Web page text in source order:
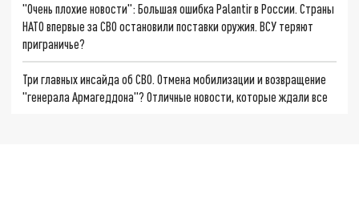
"Очень плохие новости": Большая ошибка Palantir в России. Страны
НАТО впервые за СВО остановили поставки оружия. ВСУ теряют
приграничье?
Три главных инсайда об СВО. Отмена мобилизации и возвращение
"генерала Армагеддона"? Отличные новости, которые ждали все